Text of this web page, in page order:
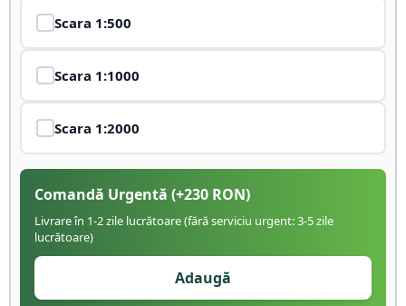
Scara 1:500
Scara 1:1000
Scara 1:2000
Comandă Urgentă (+230 RON)
Livrare în 1-2 zile lucrătoare (fără serviciu urgent: 3-5 zile
lucrătoare)
Adaugă